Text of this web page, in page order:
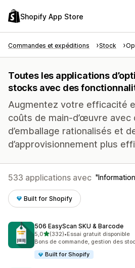
Shopify App Store
Commandes et expéditions Stock
Toutes les applications
stocks avec des
Augmentez votre efficacité
coûts de main-d’œuvre avec
d’emballage rationalisés et
d’approvisionnement plus
533 applications avec
Built for Shopify
506 EasyScan SKU & Barcode
5,0étoile(s) sur 5
(332)
332 avis au total
•Essai gratuit disponible
Bons de commande, gestion des
Built for Shopify